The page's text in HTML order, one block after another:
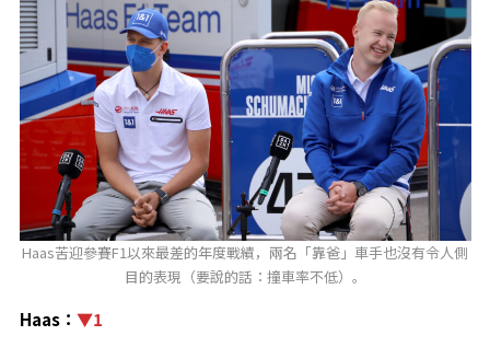
Haas苦迎參賽F1以來最差的年度戰績，兩名「靠爸」車手也沒有令人側
目的表現（要說的話：撞車率不低）。
Haas： ▼1